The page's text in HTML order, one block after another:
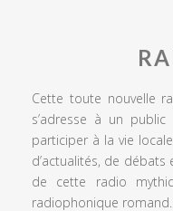
Cette toute nouvelle
s’adresse à un
participer à la vie
d’actualités, de débats
de cette radio
radiophonique romand.